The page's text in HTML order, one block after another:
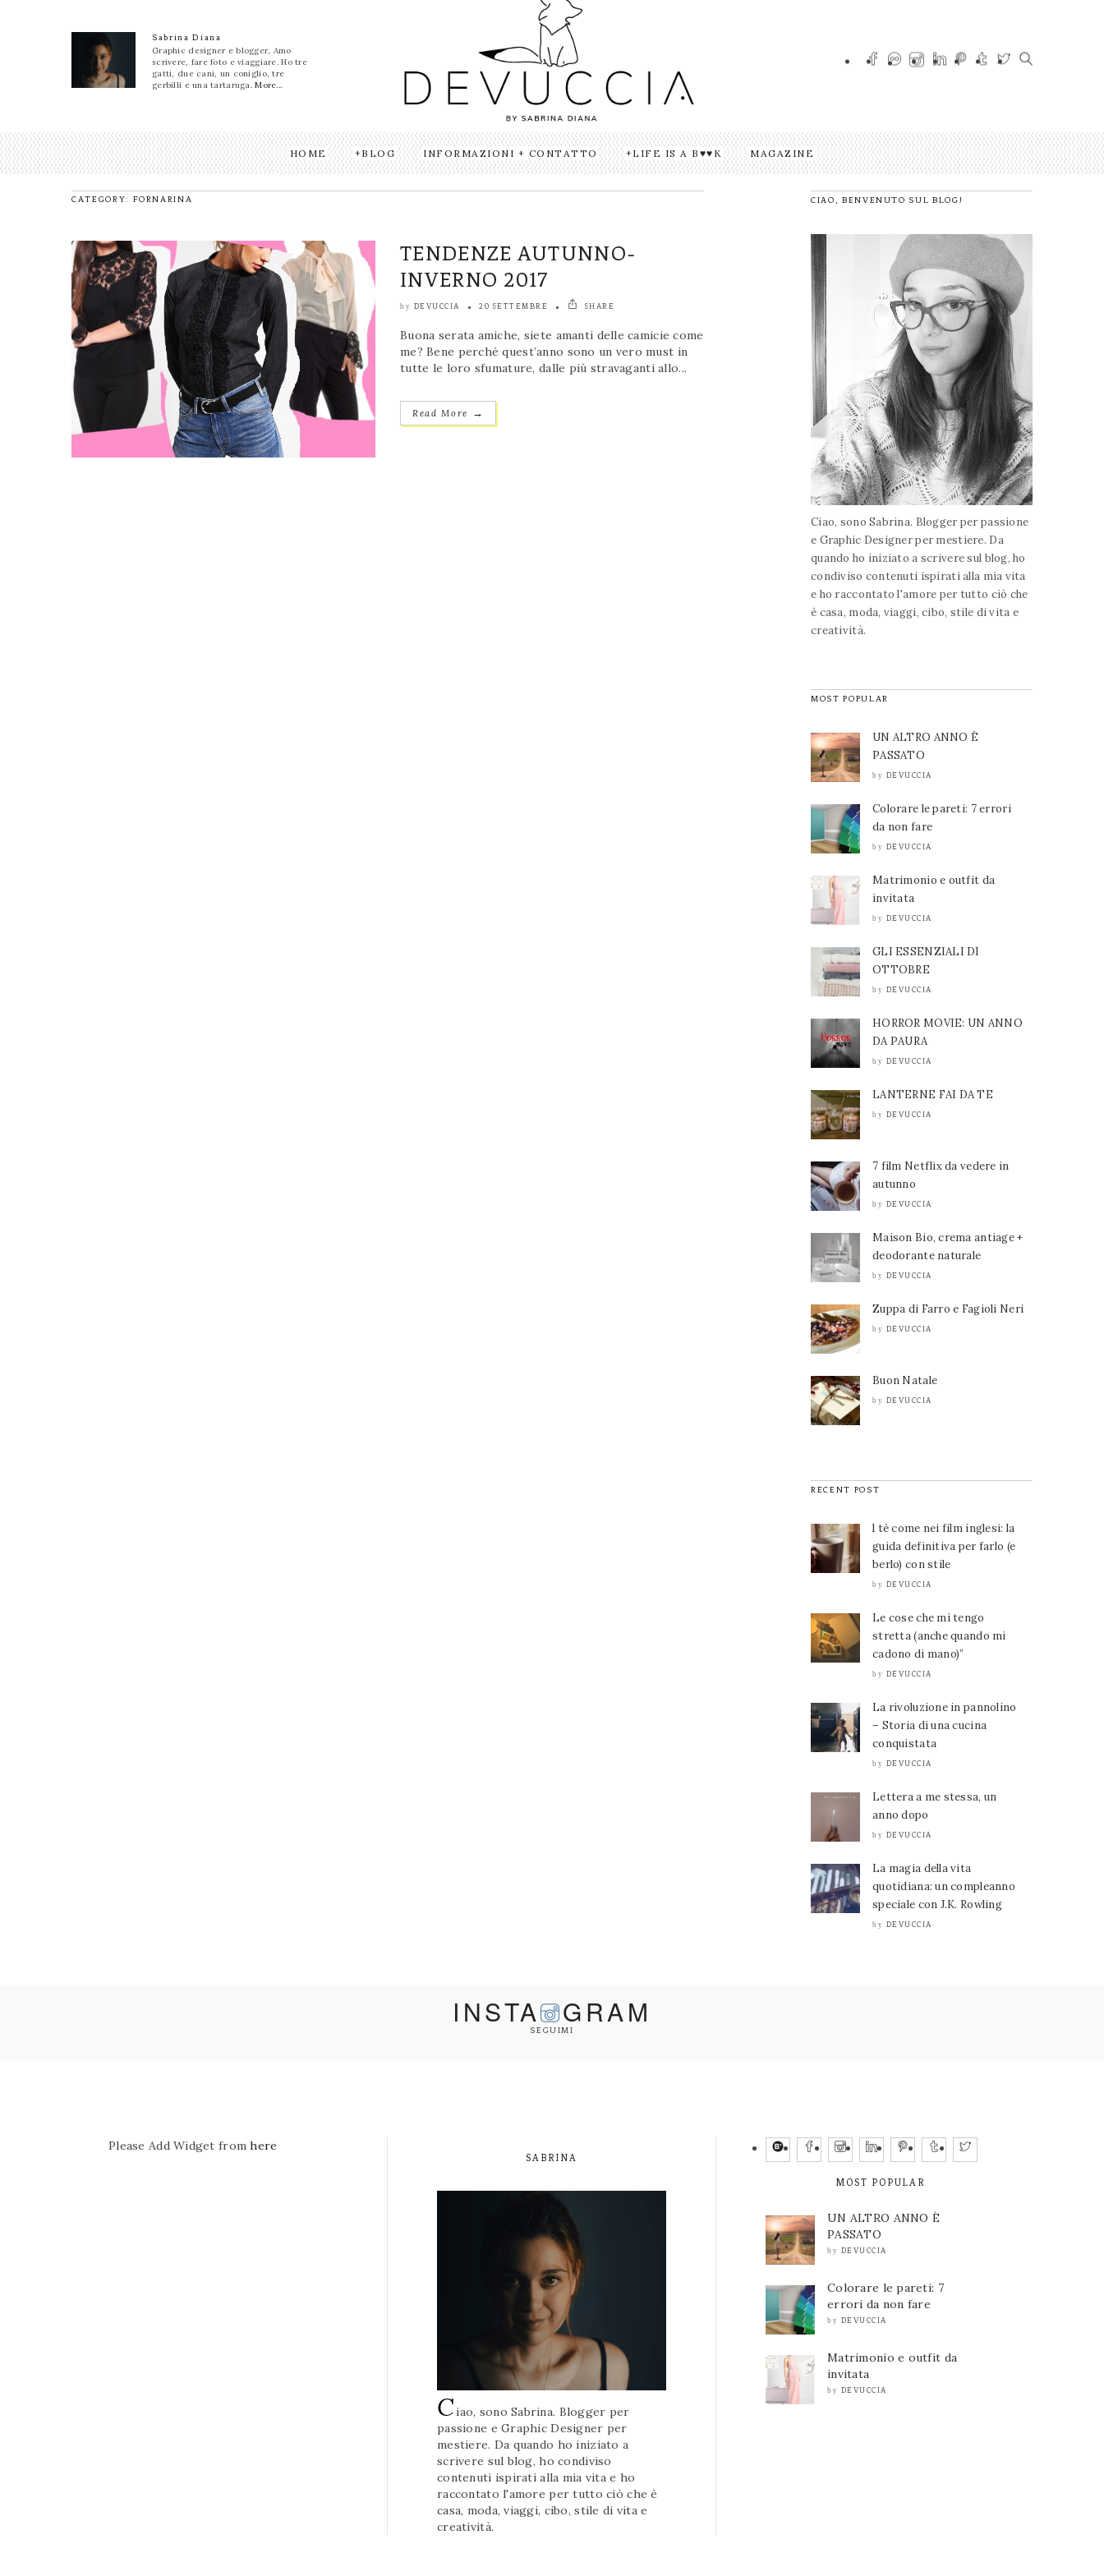
Sabrina Diana
Graphic designer e blogger, Amo
scrivere, fare foto e viaggiare. Ho tre
gatti, due cani, un coniglio, tre
gerbilli e una tartaruga.More...
HOME BLOG INFORMAZIONI + CONTATTO LIFE IS A B♥♥K MAGAZINE
CATEGORY: FORNARINA
TENDENZE AUTUNNO-
INVERNO 2017
by DEVUCCIA 20 SETTEMBRE SHARE
Buona serata amiche, siete amanti delle camicie come
me? Bene perché quest’anno sono un vero must in
tutte le loro sfumature, dalle più stravaganti allo...
Read More →
CIAO, BENVENUTO SUL BLOG!
Ciao, sono Sabrina. Blogger per passione
e Graphic Designer per mestiere. Da
quando ho iniziato a scrivere sul blog, ho
condiviso contenuti ispirati alla mia vita
e ho raccontato l'amore per tutto ciò che
è casa, moda, viaggi, cibo, stile di vita e
creatività.
MOST POPULAR
UN ALTRO ANNO È
PASSATO
by DEVUCCIA
Colorare le pareti: 7 errori
da non fare
by DEVUCCIA
Matrimonio e outfit da
invitata
by DEVUCCIA
GLI ESSENZIALI DI
OTTOBRE
by DEVUCCIA
HORROR MOVIE: UN ANNO
DA PAURA
by DEVUCCIA
LANTERNE FAI DA TE
by DEVUCCIA
7 film Netflix da vedere in
autunno
by DEVUCCIA
Maison Bio, crema antiage +
deodorante naturale
by DEVUCCIA
Zuppa di Farro e Fagioli Neri
by DEVUCCIA
Buon Natale
by DEVUCCIA
RECENT POST
l tè come nei film inglesi: la
guida definitiva per farlo (e
berlo) con stile
by DEVUCCIA
Le cose che mi tengo
stretta (anche quando mi
cadono di mano)”
by DEVUCCIA
La rivoluzione in pannolino
– Storia di una cucina
conquistata
by DEVUCCIA
Lettera a me stessa, un
anno dopo
by DEVUCCIA
La magia della vita
quotidiana: un compleanno
speciale con J.K. Rowling
by DEVUCCIA
INSTA GRAM
SEGUIMI
Please Add Widget fromhere
SABRINA
Ciao, sono Sabrina. Blogger per
passione e Graphic Designer per
mestiere. Da quando ho iniziato a
scrivere sul blog, ho condiviso
contenuti ispirati alla mia vita e ho
raccontato l'amore per tutto ciò che è
casa, moda, viaggi, cibo, stile di vita e
creatività.
MOST POPULAR
UN ALTRO ANNO È
PASSATO
by DEVUCCIA
Colorare le pareti: 7
errori da non fare
by DEVUCCIA
Matrimonio e outfit da
invitata
by DEVUCCIA